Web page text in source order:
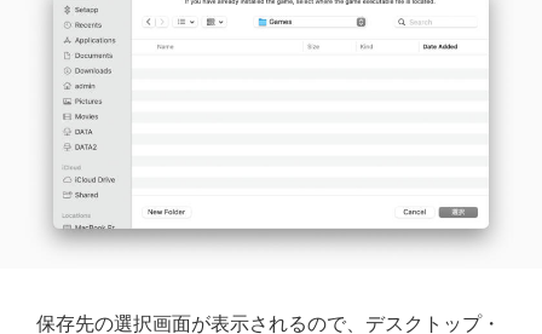
保存先の選択画面が表示されるので、デスクトップ・